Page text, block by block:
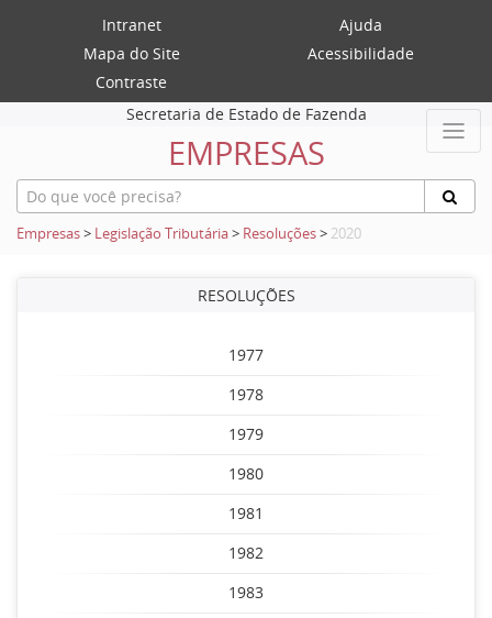
Intranet
Ajuda
Mapa do Site
Acessibilidade
Contraste
Secretaria de Estado de Fazenda
EMPRESAS
Empresas> Legislação Tributária> Resoluções> 2020
RESOLUÇÕES
1977
1978
1979
1980
1981
1982
1983